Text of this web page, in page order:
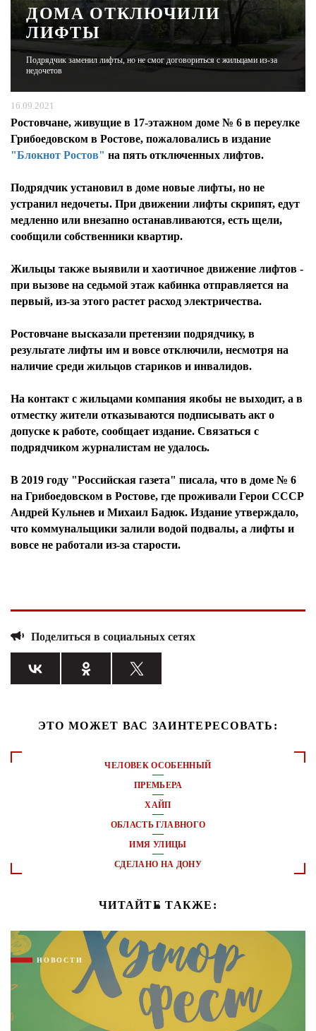
ЖУРНАЛ
ДОМА ОТКЛЮЧИЛИ
ЛИФТЫ
Подрядчик заменил лифты, но не смог договориться с жильцами из-за
недочетов
16.09.2021
Ростовчане, живущие в 17-этажном доме № 6 в переулке
Грибоедовском в Ростове, пожаловались в издание
"Блокнот Ростов" на пять отключенных лифтов.
Подрядчик установил в доме новые лифты, но не
устранил недочеты. При движении лифты скрипят, едут
медленно или внезапно останавливаются, есть щели,
сообщили собственники квартир.
Жильцы также выявили и хаотичное движение лифтов -
при вызове на седьмой этаж кабинка отправляется на
первый, из-за этого растет расход электричества.
Ростовчане высказали претензии подрядчику, в
результате лифты им и вовсе отключили, несмотря на
наличие среди жильцов стариков и инвалидов.
На контакт с жильцами компания якобы не выходит, а в
отместку жители отказываются подписывать акт о
допуске к работе, сообщает издание. Связаться с
подрядчиком журналистам не удалось.
В 2019 году "Российская газета" писала, что в доме № 6
на Грибоедовском в Ростове, где проживали Герои СССР
Андрей Кульнев и Михаил Бадюк. Издание утверждало,
что коммунальщики залили водой подвалы, а лифты и
вовсе не работали из-за старости.
Поделиться в социальных сетях
ЭТО МОЖЕТ ВАС ЗАИНТЕРЕСОВАТЬ:
ЧЕЛОВЕК ОСОБЕННЫЙ
ПРЕМЬЕРА
ХАЙП
ОБЛАСТЬ ГЛАВНОГО
ИМЯ УЛИЦЫ
СДЕЛАНО НА ДОНУ
ЧИТАЙТЕ ТАКЖЕ:
НОВОСТИ